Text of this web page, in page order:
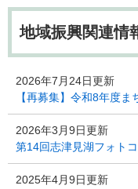
地域振興関連情
2026年7月24日更新
【再募集】令和8年度
2026年3月9日更新
第14回志津見湖フォト
2025年4月9日更新